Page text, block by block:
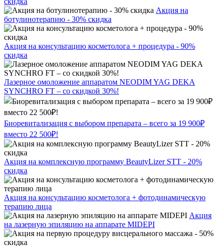
Акция на
ботулинотерапию - 30% скидка
Акция на консультацию косметолога + процедура - 90%
скидка
Лазерное омоложение аппаратом NEODIM YAG DEKA
SYNCHRO FT – со скидкой 30%!
Биоревитализация с выбором препарата – всего за 19 900₽
вместо 22 500₽!
Акция на комплексную программу BeautyLizer STT - 20%
скидка
Акция на консультацию косметолога + фотодинамическую
терапию лица
Акция
на лазерную эпиляцию на аппарате MIDEPI